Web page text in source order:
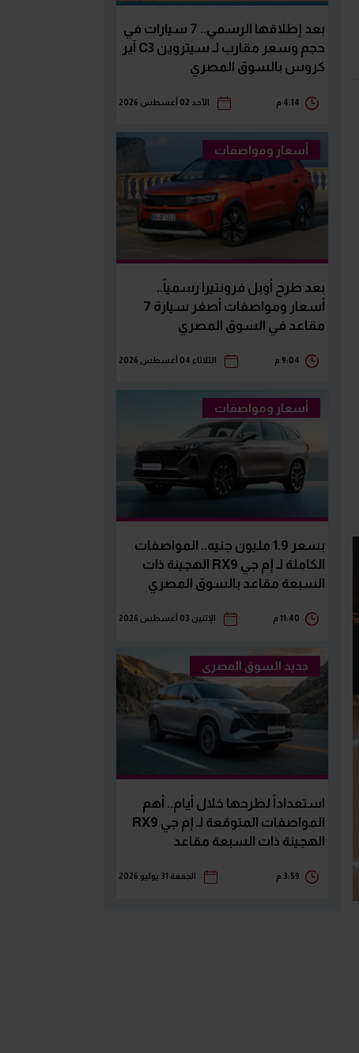
بعد إطلاقها الرسمي.. 7 سيارات في
حجم وسعر مقارب لـ سيتروين C3 آير
كروس بالسوق المصري
4:14 م الأحد 02 أغسطس 2026
أسعار ومواصفات
بعد طرح أوبل فرونتيرا رسمياً..
أسعار ومواصفات أصغر سيارة 7
مقاعد في السوق المصري
9:04 م الثلاثاء 04 أغسطس 2026
أسعار ومواصفات
بسعر 1.9 مليون جنيه.. المواصفات
الكاملة لـ إم جي RX9 الهجينة ذات
السبعة مقاعد بالسوق المصري
11:40 م الإثنين 03 أغسطس 2026
جديد السوق المصرى
استعداداً لطرحها خلال أيام.. أهم
المواصفات المتوقعة لـ إم جي RX9
الهجينة ذات السبعة مقاعد
3:59 م الجمعة 31 يوليو 2026